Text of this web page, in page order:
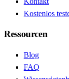
Kostenlos
Ressourcen
Blog
FAQ